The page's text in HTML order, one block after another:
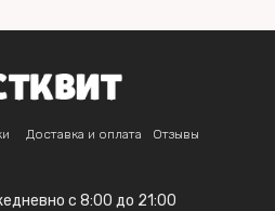
Доставка и оплата Отзывы
с 8:00 до 21:00